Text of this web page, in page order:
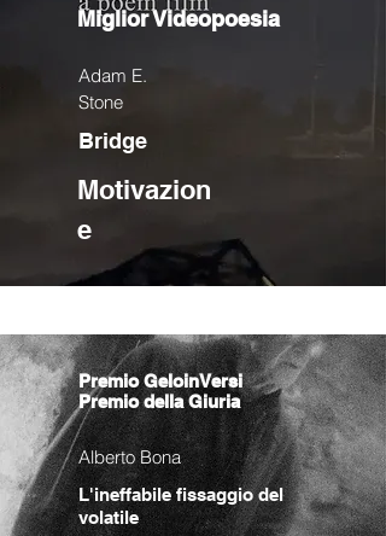
Miglior Videopoesia
Adam E.
Stone
Bridge
Motivazion
e
Premio GeloinVersi
Premio della Giuria
Alberto Bona
L'ineffabile fissaggio del
volatile